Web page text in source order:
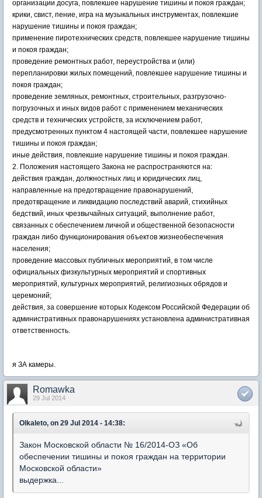
организации досуга, повлекшее нарушение тишины и покоя граждан;
крики, свист, пение, игра на музыкальных инструментах, повлекшие
нарушение тишины и покоя граждан;
применение пиротехнических средств, повлекшее нарушение тишины
и покоя граждан;
проведение ремонтных работ, переустройства и (или)
перепланировки жилых помещений, повлекшее нарушение тишины и
покоя граждан;
проведение земляных, ремонтных, строительных, разгрузочно-
погрузочных и иных видов работ с применением механических
средств и технических устройств, за исключением работ,
предусмотренных пунктом 4 настоящей части, повлекшее нарушение
тишины и покоя граждан;
иные действия, повлекшие нарушение тишины и покоя граждан.
2. Положения настоящего Закона не распространяются на:
действия граждан, должностных лиц и юридических лиц,
направленные на предотвращение правонарушений,
предотвращение и ликвидацию последствий аварий, стихийных
бедствий, иных чрезвычайных ситуаций, выполнение работ,
связанных с обеспечением личной и общественной безопасности
граждан либо функционирования объектов жизнеобеспечения
населения;
проведение массовых публичных мероприятий, в том числе
официальных физкультурных мероприятий и спортивных
мероприятий, культурных мероприятий, религиозных обрядов и
церемоний;
действия, за совершение которых Кодексом Российской Федерации об
административных правонарушениях установлена административная
ответственность.
я ЗА камеры.
Romawka
29 Jul 2014
Olkaleto, on 29 Jul 2014 - 14:38:
Закон Московской области № 16/2014-ОЗ «Об
обеспечении тишины и покоя граждан на территории
Московской области»
выдержка...